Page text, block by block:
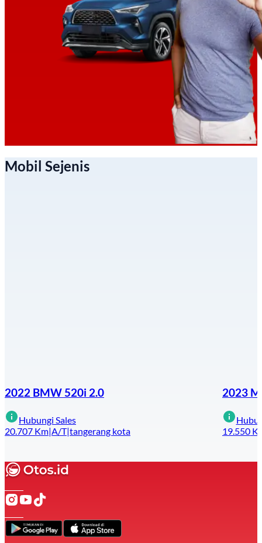
Mobil Sejenis
2022 BMW 520i 2.0
Hubungi Sales
20.707 Km|A/T|tangerang kota
2023
19.550